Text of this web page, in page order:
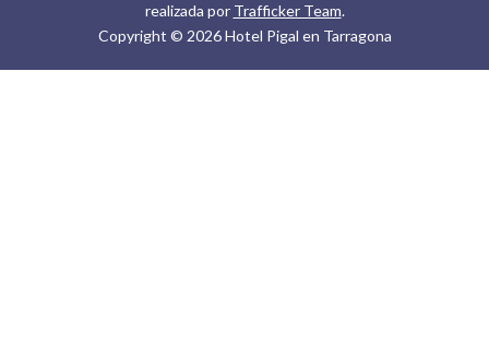
realizada por Trafficker Team.
Copyright © 2026 Hotel Pigal en Tarragona